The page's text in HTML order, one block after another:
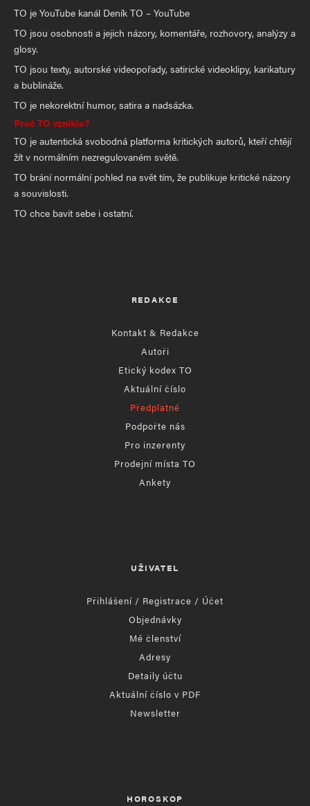
TO je YouTube kanál Deník TO – YouTube
TO jsou osobnosti a jejich názory, komentáře, rozhovory, analýzy a
glosy.
TO jsou texty, autorské videopořady, satirické videoklipy, karikatury
a bublináže.
TO je nekorektní humor, satira a nadsázka.
Proč TO vzniklo?
TO je autentická svobodná platforma kritických autorů, kteří chtějí
žít v normálním nezregulovaném světě.
TO brání normální pohled na svět tím, že publikuje kritické názory
a souvislosti.
TO chce bavit sebe i ostatní.
REDAKCE
Kontakt & Redakce
Autoři
Etický kodex TO
Aktuální číslo
Předplatné
Podpořte nás
Pro inzerenty
Prodejní místa TO
Ankety
UŽIVATEL
Přihlášení / Registrace / Účet
Objednávky
Mé členství
Adresy
Detaily účtu
Aktuální číslo v PDF
Newsletter
HOROSKOP